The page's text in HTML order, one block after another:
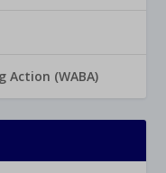
(WABA)